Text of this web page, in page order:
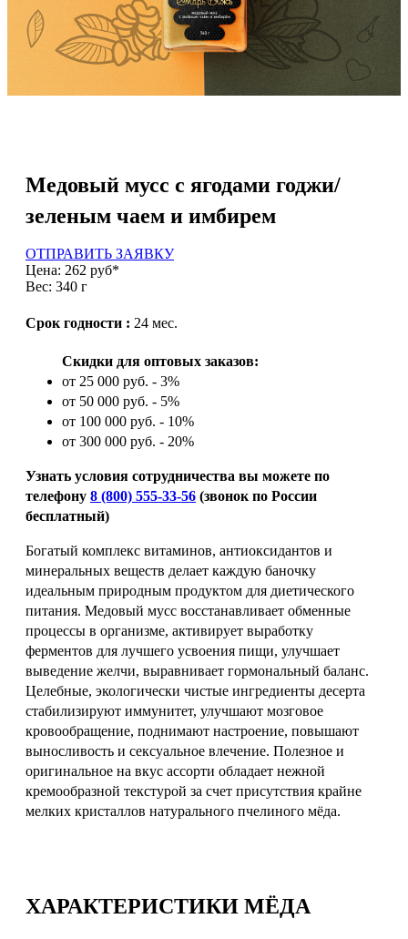
Медовый мусс с ягодами годжи/
зеленым чаем и имбирем
ОТПРАВИТЬ ЗАЯВКУ
Цена: 262 руб*
Вес: 340 г
Срок годности : 24 мес.
Скидки для оптовых заказов:
от 25 000 руб. - 3%
от 50 000 руб. - 5%
от 100 000 руб. - 10%
от 300 000 руб. - 20%
Узнать условия сотрудничества вы можете по
телефону 8 (800) 555-33-56 (звонок по России
бесплатный)
Богатый комплекс витаминов, антиоксидантов и
минеральных веществ делает каждую баночку
идеальным природным продуктом для диетического
питания. Медовый мусс восстанавливает обменные
процессы в организме, активирует выработку
ферментов для лучшего усвоения пищи, улучшает
выведение желчи, выравнивает гормональный баланс.
Целебные, экологически чистые ингредиенты десерта
стабилизируют иммунитет, улучшают мозговое
кровообращение, поднимают настроение, повышают
выносливость и сексуальное влечение. Полезное и
оригинальное на вкус ассорти обладает нежной
кремообразной текстурой за счет присутствия крайне
мелких кристаллов натурального пчелиного мёда.
ХАРАКТЕРИСТИКИ МЁДА